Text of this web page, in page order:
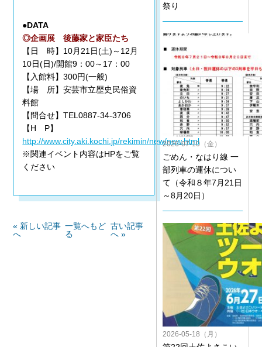
●DATA
◎企画展 後藤家と家臣たち
【日 時】10月21日(土)～12月
10日(日)/開館9：00～17：00
【入館料】300円(一般)
【場 所】安芸市立歴史民俗資
料館
【問合せ】TEL0887-34-3706
【H P】
http://www.city.aki.kochi.jp/rekimin/new/new.html
※関連イベント内容はHPをご覧
ください
« 新しい記事
へ
一覧へもど
る
古い記事
へ »
祭り
2026-07-10（金）
ごめん・なはり線 一
部列車の運休につい
て（令和８年7月21日
～8月20日）
2026-05-18（月）